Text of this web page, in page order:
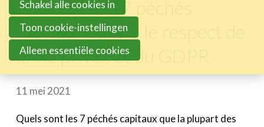
to
main
content
MeetUp: Les 7 péchés
capitaux contre le respect de
la vie privée et du GDPR
11 mei 2021
Quels sont les 7 péchés capitaux que la plupart des
Over de FeWeb-activiteiten
FeWeb Awards
FeWeb Videos
Cases
Toolbox
Schakel alle cookies in
Toon cookie-instellingen
Alleen essentiële cookies